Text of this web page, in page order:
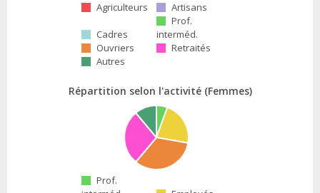
Agriculteurs Artisans
Cadres
Prof.
interméd.
Ouvriers
Retraités
Autres
Répartition selon l'activité (Femmes)
Prof.